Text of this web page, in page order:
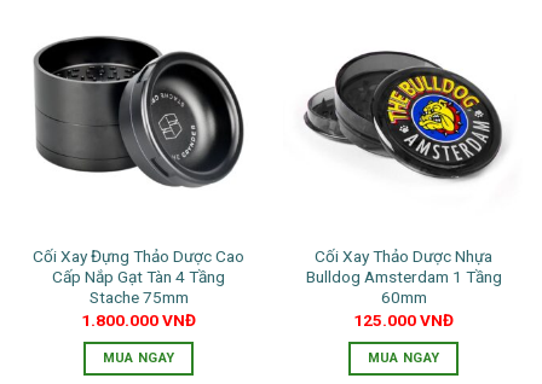
nhiều
biến
thể.
Các
tùy
chọn
được
chọn
sản
nhiều
biến
thể.
Các
tùy
chọn
được
chọn
sản
Cối Xay Đựng Thảo Dược Cao
Cấp Nắp Gạt Tàn 4 Tầng
Stache 75mm
1.800.000VNĐ
MUA NGAY
Cối Xay Thảo Dược Nhựa
Bulldog Amsterdam 1 Tầng
60mm
125.000VNĐ
MUA NGAY